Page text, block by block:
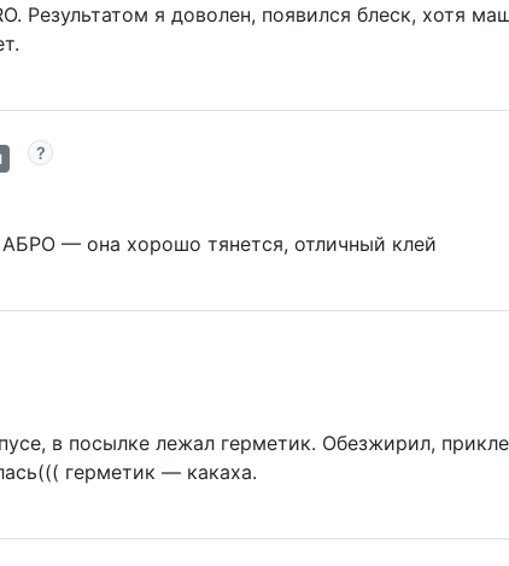
Результатом я доволен, появился блеск, хотя
— она хорошо тянется, отличный клей
в посылке лежал герметик. Обезжирил,
герметик — какаха.